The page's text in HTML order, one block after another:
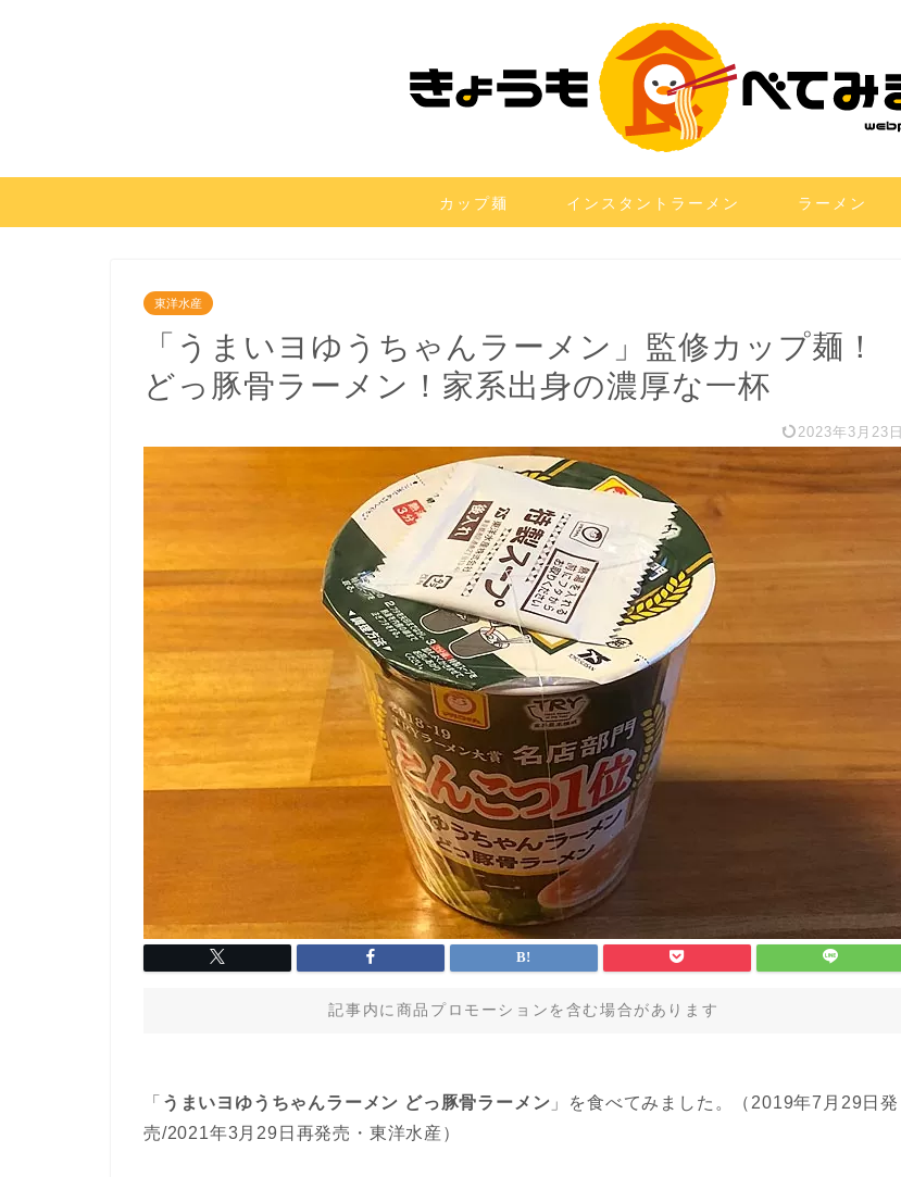
カップ麺 インスタントラーメン ラーメン
東洋水産
「うまいヨゆうちゃんラーメン」監修カップ麺！
どっ豚骨ラーメン！家系出身の濃厚な一杯
2023年3月23日
記事内に商品プロモーションを含む場合があります
「 うまいヨゆうちゃんラーメン どっ豚骨ラーメン 」を食べてみました。（2019年7月29日発
売/2021年3月29日再発売・東洋水産）